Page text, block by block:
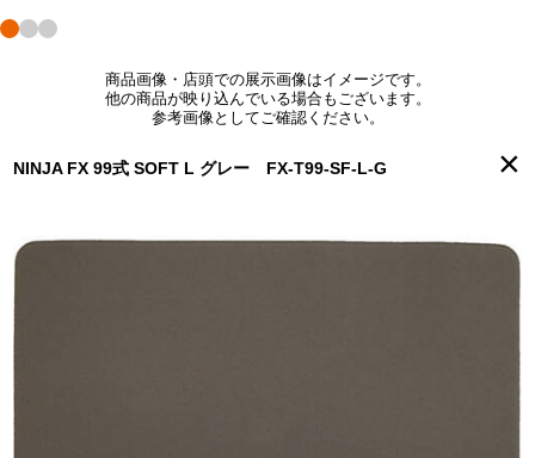
商品画像・店頭での展示画像はイメージです。
他の商品が映り込んでいる場合もございます。
参考画像としてご確認ください。
×
NINJA FX 99式 SOFT L グレー FX-T99-SF-L-G